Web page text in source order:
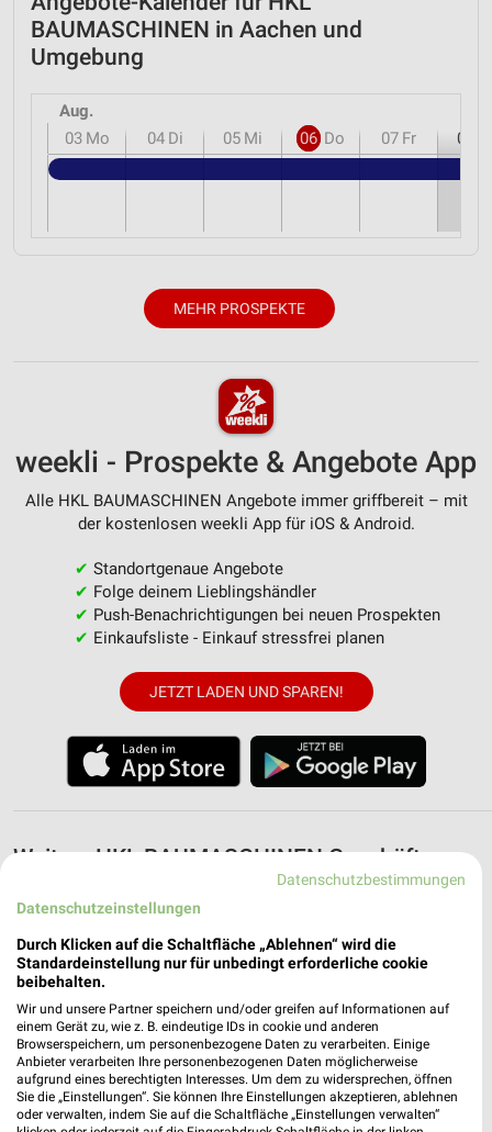
BAUMASCHINEN in Aachen und
Umgebung
Aug.
03 Mo 04 Di 05 Mi 06 Do 07 Fr 08
MEHR PROSPEKTE
weekli - Prospekte & Angebote App
Alle HKL BAUMASCHINEN Angebote immer griffbereit – mit
der kostenlosen weekli App für iOS & Android.
✔ Standortgenaue Angebote
✔ Folge deinem Lieblingshändler
✔ Push-Benachrichtigungen bei neuen Prospekten
✔ Einkaufsliste - Einkauf stressfrei planen
JETZT LADEN UND SPAREN!
Weitere HKL BAUMASCHINEN Geschäfte
mit Angeboten in und um Aachen
Grevenbroich
Grevenbroich, Deutschland
492,71 km
Datenschutzbestimmungen
Datenschutzeinstellungen
Durch Klicken auf die Schaltfläche „Ablehnen“ wird die
Standardeinstellung nur für unbedingt erforderliche cookie
beibehalten.
Wir und unsere Partner speichern und/oder greifen auf Informationen auf
einem Gerät zu, wie z. B. eindeutige IDs in cookie und anderen
Browserspeichern, um personenbezogene Daten zu verarbeiten. Einige
Anbieter verarbeiten Ihre personenbezogenen Daten möglicherweise
aufgrund eines berechtigten Interesses. Um dem zu widersprechen, öffnen
Sie die „Einstellungen“. Sie können Ihre Einstellungen akzeptieren, ablehnen
oder verwalten, indem Sie auf die Schaltfläche „Einstellungen verwalten“